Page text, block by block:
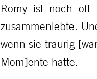
Romy ist noch oft
zusammenlebte.
wenn sie traurig
Mom]ente hatte.